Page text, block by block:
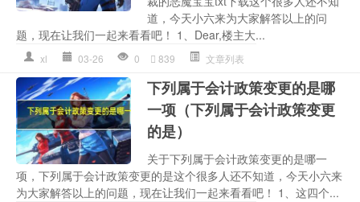
道，今天小六来为大家解答以上的问
题，现在让我们一起来看看吧！ 1、Dear,楼主大...
xl 03-26 0 839 文章列表
下列属于会计政策变更的是哪
一项（下列属于会计政策变更
的是）
关于下列属于会计政策变更的是哪一
项，下列属于会计政策变更的是这个很多人还不知道，今天小六来
为大家解答以上的问题，现在让我们一起来看看吧！ 1、这四个...